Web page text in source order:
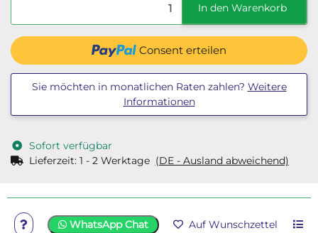
In den Warenkorb
Consent erteilen
Sie möchten in monatlichen Raten zahlen? Weitere
Informationen
Sofort verfügbar
Lieferzeit: 1 - 2 Werktage (DE - Ausland abweichend)
WhatsApp Chat Auf Wunschzettel